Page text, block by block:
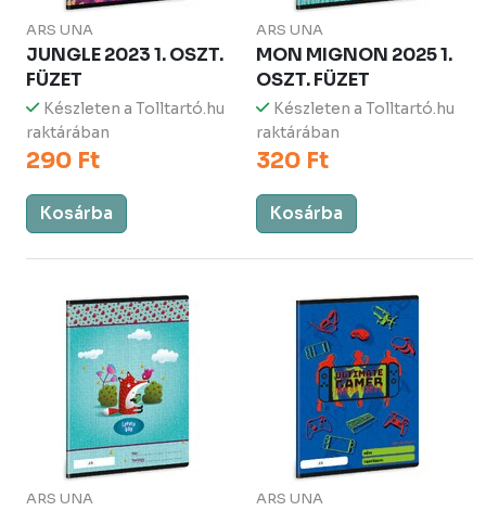
ARS UNA
JUNGLE 2023 1. OSZT.
FÜZET
Készleten a Tolltartó.hu
raktárában
290 Ft
Kosárba
ARS UNA
MON MIGNON 2025 1.
OSZT. FÜZET
Készleten a Tolltartó.hu
raktárában
320 Ft
Kosárba
ARS UNA ARS UNA